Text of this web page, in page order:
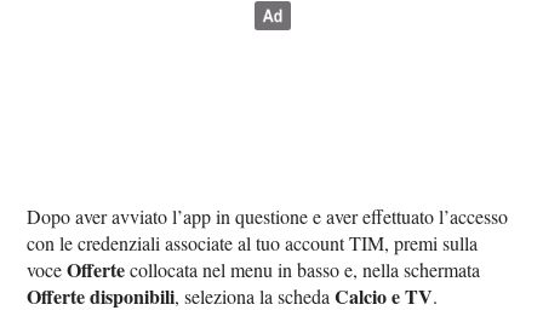
Dopo aver avviato l’app in questione e aver effettuato l’accesso
con le credenziali associate al tuo account TIM, premi sulla
voceOffertecollocata nel menu in basso e, nella schermata
Offerte disponibili, seleziona la schedaCalcio e TV.